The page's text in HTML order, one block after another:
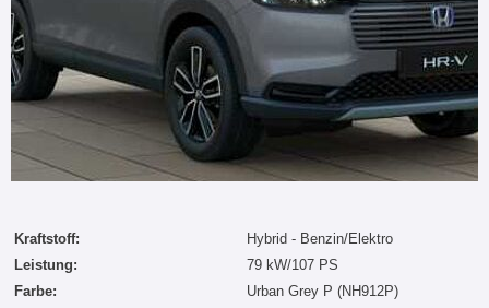
Kraftstoff:
Hybrid - Benzin/Elektro
Leistung:
79 kW/107 PS
Farbe:
Urban Grey P (NH912P)